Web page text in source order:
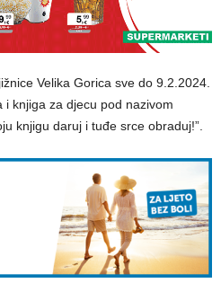
Velika Gorica sve do 9.2.2024.
knjiga za djecu pod nazivom
knjigu daruj i tuđe srce obraduj!”.